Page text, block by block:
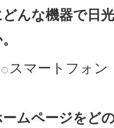
んな機器で日
スマートフォン
ムページをど